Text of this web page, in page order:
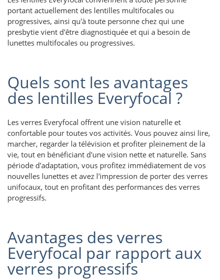
portant actuellement des lentilles multifocales ou
progressives, ainsi qu'à toute personne chez qui une
presbytie vient d'être diagnostiquée et qui a besoin de
lunettes multifocales ou progressives.
Quels sont les avantages
des lentilles Everyfocal ?
Les verres Everyfocal offrent une vision naturelle et
confortable pour toutes vos activités. Vous pouvez ainsi lire,
marcher, regarder la télévision et profiter pleinement de la
vie, tout en bénéficiant d'une vision nette et naturelle. Sans
période d'adaptation, vous profitez immédiatement de vos
nouvelles lunettes et avez l'impression de porter des verres
unifocaux, tout en profitant des performances des verres
progressifs.
Avantages des verres
Everyfocal par rapport aux
verres progressifs